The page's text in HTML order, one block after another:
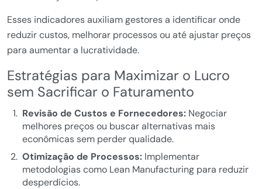
Esses indicadores auxiliam gestores a identificar onde
reduzir custos, melhorar processos ou até ajustar preços
para aumentar a lucratividade.
Estratégias para Maximizar o Lucro
sem Sacrificar o Faturamento
Revisão de Custos e Fornecedores:Negociar
melhores preços ou buscar alternativas mais
econômicas sem perder qualidade.
Otimização de Processos:Implementar
metodologias como Lean Manufacturing para reduzir
desperdícios.